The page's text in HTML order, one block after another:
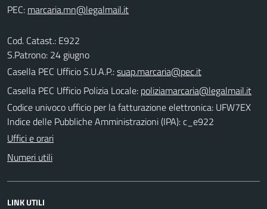
PEC:
Cod. Catast.: E922
S.Patrono: 24 giugno
Casella PEC Ufficio S.U.A.P.:suap.marcaria@pec.it
Casella PEC Ufficio Polizia Locale: poliziamarcaria@legalmail.it
Codice univoco ufficio per la fatturazione elettronica: UFW7EX
Indice delle Pubbliche Amministrazioni (IPA): c_e922
Uffici e orari
Numeri utili
LINK UTILI